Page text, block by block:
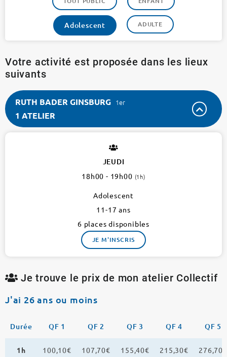
Adolescent ADULTE
Votre activité est proposée dans les lieux
suivants
RUTH BADER GINSBURG 1er
1 ATELIER
JEUDI
18h00 - 19h00 (1h)
Adolescent
11-17 ans
6 places disponibles
JE M'INSCRIS
Je trouve le prix de mon atelier Collectif
J'ai 26 ans ou moins
Durée QF 1 QF 2 QF 3 QF 4 QF 5
1h 100,10€ 107,70€ 155,40€ 215,30€ 276,70€